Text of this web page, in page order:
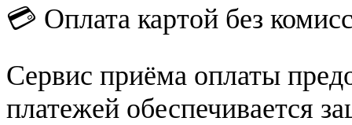
💳 Оплата картой без
Сервис приёма оплаты
платежей обеспечивается